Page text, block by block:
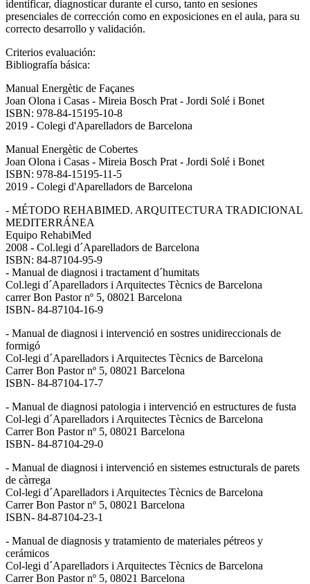
identificar, diagnosticar durante el curso, tanto en sesiones
presenciales de corrección como en exposiciones en el aula, para su
correcto desarrollo y validación.
Criterios evaluación:
Bibliografía básica:
Manual Energètic de Façanes
Joan Olona i Casas - Mireia Bosch Prat - Jordi Solé i Bonet
ISBN: 978-84-15195-10-8
2019 - Colegi d'Aparelladors de Barcelona
Manual Energètic de Cobertes
Joan Olona i Casas - Mireia Bosch Prat - Jordi Solé i Bonet
ISBN: 978-84-15195-11-5
2019 - Colegi d'Aparelladors de Barcelona
- MÉTODO REHABIMED. ARQUITECTURA TRADICIONAL
MEDITERRÁNEA
Equipo RehabiMed
2008 - Col.legi d´Aparelladors de Barcelona
ISBN: 84-87104-95-9
- Manual de diagnosi i tractament d´humitats
Col.legi d´Aparelladors i Arquitectes Tècnics de Barcelona
carrer Bon Pastor nº 5, 08021 Barcelona
ISBN- 84-87104-16-9
- Manual de diagnosi i intervenció en sostres unidireccionals de
formigó
Col-legi d´Aparelladors i Arquitectes Tècnics de Barcelona
Carrer Bon Pastor nº 5, 08021 Barcelona
ISBN- 84-87104-17-7
- Manual de diagnosi patologia i intervenció en estructures de fusta
Col-legi d´Aparelladors i Arquitectes Tècnics de Barcelona
Carrer Bon Pastor nº 5, 08021 Barcelona
ISBN- 84-87104-29-0
- Manual de diagnosi i intervenció en sistemes estructurals de parets
de càrrega
Col-legi d´Aparelladors i Arquitectes Tècnics de Barcelona
Carrer Bon Pastor nº 5, 08021 Barcelona
ISBN- 84-87104-23-1
- Manual de diagnosis y tratamiento de materiales pétreos y
cerámicos
Col-legi d´Aparelladors i Arquitectes Tècnics de Barcelona
Carrer Bon Pastor nº 5, 08021 Barcelona